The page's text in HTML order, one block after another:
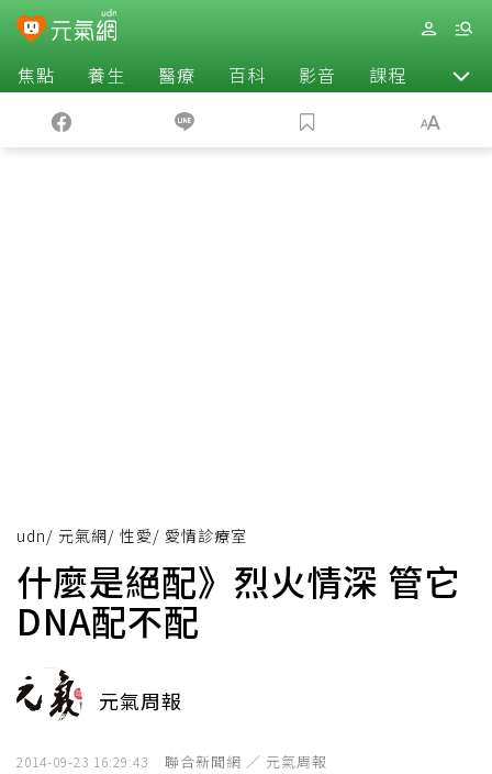
焦點 養生 醫療 百科 影音 課程 退休
udn/ 元氣網/ 性愛/ 愛情診療室
什麼是絕配》烈火情深 管它
DNA配不配
元氣周報
2014-09-23 16:29:43 聯合新聞網 ／ 元氣周報